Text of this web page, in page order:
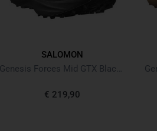
SALOMON
€ 219,90